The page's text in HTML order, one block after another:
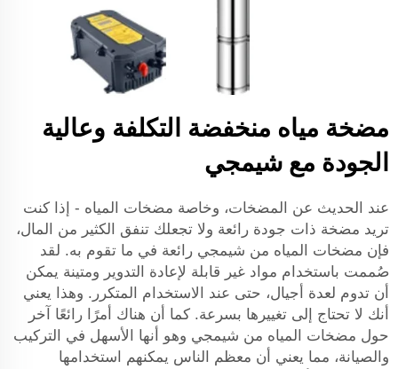
مضخة مياه منخفضة التكلفة وعالية
الجودة مع شيمجي
عند الحديث عن المضخات، وخاصة مضخات المياه - إذا كنت
تريد مضخة ذات جودة رائعة ولا تجعلك تنفق الكثير من المال،
فإن مضخات المياه من شيمجي رائعة في ما تقوم به. لقد
صُممت باستخدام مواد غير قابلة لإعادة التدوير ومتينة يمكن
أن تدوم لعدة أجيال، حتى عند الاستخدام المتكرر. وهذا يعني
أنك لا تحتاج إلى تغييرها بسرعة. كما أن هناك أمرًا رائعًا آخر
حول مضخات المياه من شيمجي وهو أنها الأسهل في التركيب
والصيانة، مما يعني أن معظم الناس يمكنهم استخدامها